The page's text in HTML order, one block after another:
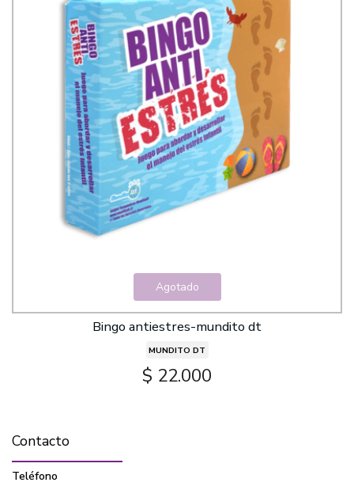
Agotado
Bingo antiestres-mundito dt
MUNDITO DT
$ 22.000
Contacto
Teléfono